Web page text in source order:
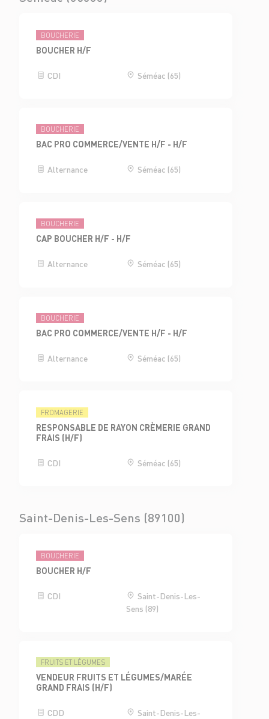
BOUCHERIE
BOUCHER H/F
CDI Séméac (65)
BOUCHERIE
BAC PRO COMMERCE/VENTE H/F - H/F
Alternance Séméac (65)
BOUCHERIE
CAP BOUCHER H/F - H/F
Alternance Séméac (65)
BOUCHERIE
BAC PRO COMMERCE/VENTE H/F - H/F
Alternance Séméac (65)
FROMAGERIE
RESPONSABLE DE RAYON CRÈMERIE GRAND
FRAIS (H/F)
CDI Séméac (65)
Saint-Denis-Les-Sens (89100)
BOUCHERIE
BOUCHER H/F
CDI
Saint-Denis-Les-
Sens (89)
FRUITS ET LÉGUMES
VENDEUR FRUITS ET LÉGUMES/MARÉE
GRAND FRAIS (H/F)
CDD Saint-Denis-Les-